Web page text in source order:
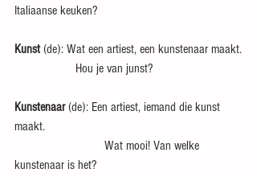
Italiaanse keuken?
Kunst (de): Wat een artiest, een kunstenaar maakt.
                   Hou je van junst?
Kunstenaar (de): Een artiest, iemand die kunst
maakt.
kunstenaar is het?